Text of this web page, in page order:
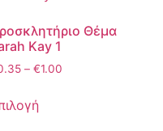
Θέμα
Kay 1
– €1.00